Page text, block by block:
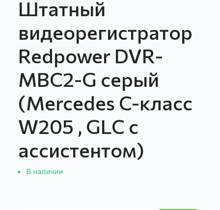
Штатный
видеорегистратор
Redpower DVR-
MBC2-G серый
(Mercedes C-класс
W205 , GLC с
ассистентом)
В наличии